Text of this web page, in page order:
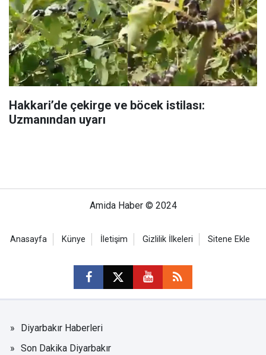
Hakkari’de çekirge ve böcek istilası:
Uzmanından uyarı
Amida Haber © 2024
Anasayfa Künye İletişim Gizlilik İlkeleri Sitene Ekle
Diyarbakır Haberleri
Son Dakika Diyarbakır